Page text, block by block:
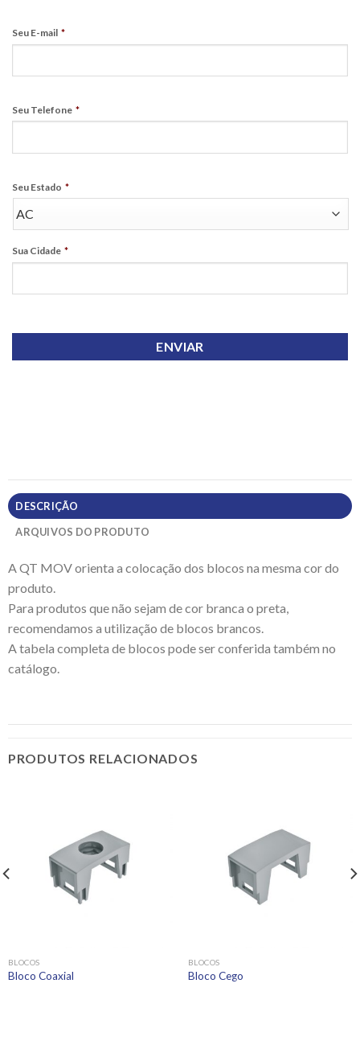
Seu E-mail *
Seu Telefone *
Seu Estado *
Sua Cidade *
DESCRIÇÃO
ARQUIVOS DO PRODUTO
A QT MOV orienta a colocação dos blocos na mesma cor do
produto.
Para produtos que não sejam de cor branca o preta,
recomendamos a utilização de blocos brancos.
A tabela completa de blocos pode ser conferida também no
catálogo.
PRODUTOS RELACIONADOS
BLOCOS
Bloco Coaxial
BLOCOS
Bloco Cego